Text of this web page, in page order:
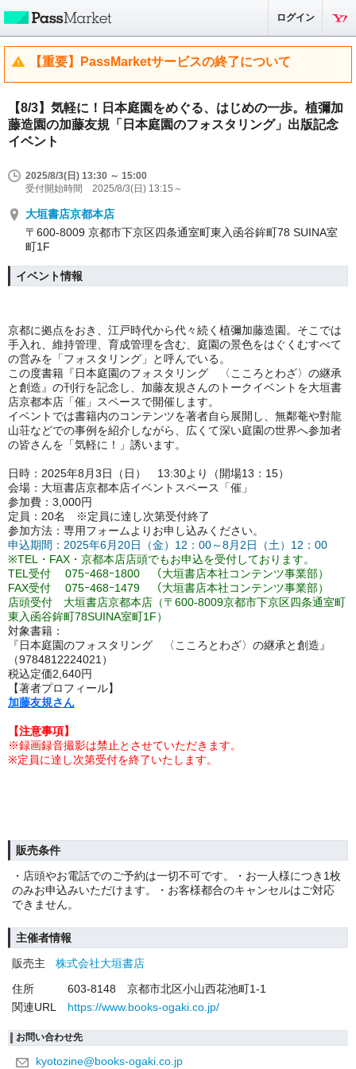
ログイン
【重要】PassMarketサービスの終了について
【8/3】気軽に！日本庭園をめぐる、はじめの一歩。植彌加
藤造園の加藤友規「日本庭園のフォスタリング」出版記念
イベント
2025/8/3(日) 13:30 ～ 15:00
受付開始時間 2025/8/3(日) 13:15～
大垣書店京都本店
〒600-8009 京都市下京区四条通室町東入函谷鉾町78 SUINA室
町1F
イベント情報
京都に拠点をおき、江戸時代から代々続く植彌加藤造園。そこでは
手入れ、維持管理、育成管理を含む、庭園の景色をはぐくむすべて
の営みを「フォスタリング」と呼んでいる。
この度書籍『日本庭園のフォスタリング 〈こころとわざ〉の継承
と創造』の刊行を記念し、加藤友規さんのトークイベントを大垣書
店京都本店「催」スペースで開催します。
イベントでは書籍内のコンテンツを著者自ら展開し、無鄰菴や對龍
山荘などでの事例を紹介しながら、広くて深い庭園の世界へ参加者
の皆さんを「気軽に！」誘います。
日時：2025年8月3日（日） 13:30より（開場13：15）
会場：大垣書店京都本店イベントスペース「催」
参加費：3,000円
定員：20名 ※定員に達し次第受付終了
参加方法：専用フォームよりお申し込みください。
申込期間：2025年6月20日（金）12：00～8月2日（土）12：00
※TEL・FAX・京都本店店頭でもお申込を受付しております。
TEL受付 075ｰ468ｰ1800 （大垣書店本社コンテンツ事業部）
FAX受付 075ｰ468ｰ1479 （大垣書店本社コンテンツ事業部）
店頭受付 大垣書店京都本店（〒600-8009京都市下京区四条通室町
東入函谷鉾町78SUINA室町1F）
対象書籍：
『日本庭園のフォスタリング 〈こころとわざ〉の継承と創造』
（9784812224021）
税込定価2,640円
【著者プロフィール】
加藤友規さん
【注意事項】
※録画録音撮影は禁止とさせていただきます。
※定員に達し次第受付を終了いたします。
販売条件
・店頭やお電話でのご予約は一切不可です。・お一人様につき1枚
のみお申込みいただけます。・お客様都合のキャンセルはご対応
できません。
主催者情報
販売主
株式会社大垣書店
住所
603-8148 京都市北区小山西花池町1-1
関連URL
https://www.books-ogaki.co.jp/
お問い合わせ先
kyotozine@books-ogaki.co.jp